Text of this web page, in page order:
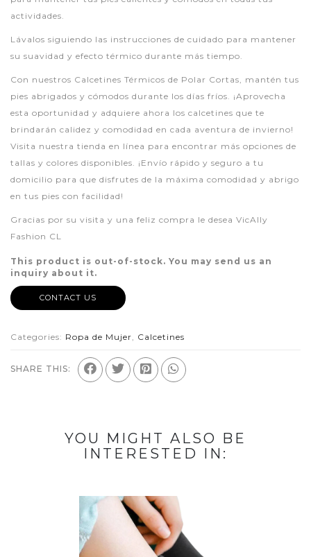
actividades.
Lávalos siguiendo las instrucciones de cuidado para mantener
su suavidad y efecto térmico durante más tiempo.
Con nuestros Calcetines Térmicos de Polar Cortas, mantén tus
pies abrigados y cómodos durante los días fríos. ¡Aprovecha
esta oportunidad y adquiere ahora los calcetines que te
brindarán calidez y comodidad en cada aventura de invierno!
Visita nuestra tienda en línea para encontrar más opciones de
tallas y colores disponibles. ¡Envío rápido y seguro a tu
domicilio para que disfrutes de la máxima comodidad y abrigo
en tus pies con facilidad!
Gracias por su visita y una feliz compra le desea VicAlly
Fashion CL
This product is out-of-stock. You may send us an
inquiry about it.
CONTACT US
Categories: Ropa de Mujer, Calcetines
SHARE THIS:
YOU MIGHT ALSO BE
INTERESTED IN: